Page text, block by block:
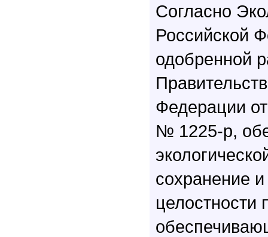
Согласно
Российской
одобренной
Федерации от
№ 1225-р,
сохранение
целостности